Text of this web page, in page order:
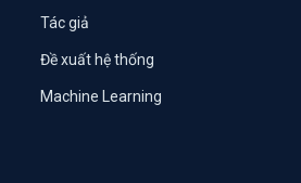
Tác giả
Đề xuất hệ thống
Machine Learning